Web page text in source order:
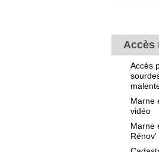
Accès
Accès
Marne
vidéo
Marne
Rénov’